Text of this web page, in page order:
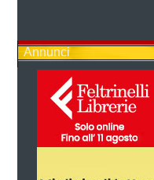
Annunci